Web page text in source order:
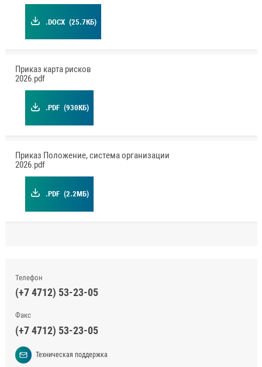
.DOCX (25.7КБ)
Приказ карта рисков
2026.pdf
.PDF (930КБ)
Приказ Положение, система организации
2026.pdf
.PDF (2.2МБ)
Телефон
(+7 4712) 53-23-05
Факс
(+7 4712) 53-23-05
Техническая поддержка